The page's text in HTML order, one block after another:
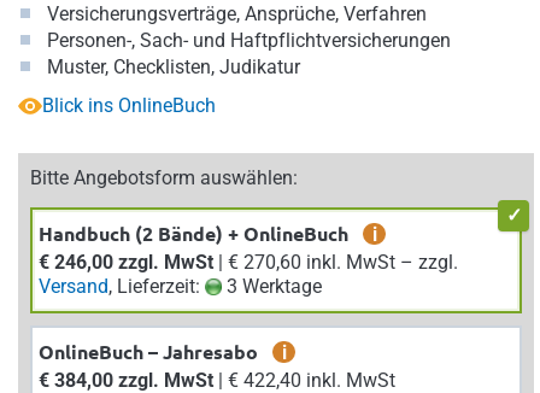
Versicherungsverträge, Ansprüche, Verfahren
Personen-, Sach- und Haftpflichtversicherungen
Muster, Checklisten, Judikatur
Blick ins OnlineBuch
Bitte Angebotsform auswählen:
Handbuch (2 Bände) + OnlineBuch
i
€ 246,00 zzgl. MwSt
| € 270,60 inkl. MwSt – zzgl.
Versand, Lieferzeit: 3 Werktage
OnlineBuch – Jahresabo
i
€ 384,00 zzgl. MwSt
| € 422,40 inkl. MwSt